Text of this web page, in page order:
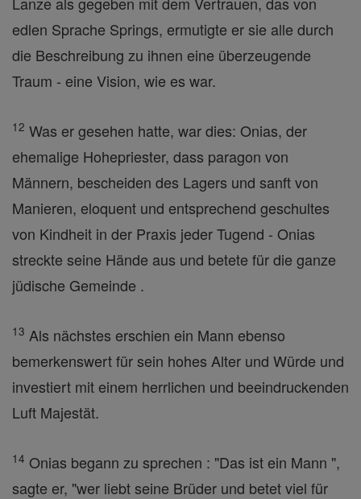
edlen Sprache Springs, ermutigte er sie alle durch
die Beschreibung zu ihnen eine überzeugende
Traum - eine Vision, wie es war.
12 Was er gesehen hatte, war dies: Onias, der
ehemalige Hohepriester, dass paragon von
Männern, bescheiden des Lagers und sanft von
Manieren, eloquent und entsprechend geschultes
von Kindheit in der Praxis jeder Tugend - Onias
streckte seine Hände aus und betete für die ganze
jüdische Gemeinde .
13 Als nächstes erschien ein Mann ebenso
bemerkenswert für sein hohes Alter und Würde und
investiert mit einem herrlichen und beeindruckenden
Luft Majestät.
14 Onias begann zu sprechen : "Das ist ein Mann ",
sagte er, "wer liebt seine Brüder und betet viel für